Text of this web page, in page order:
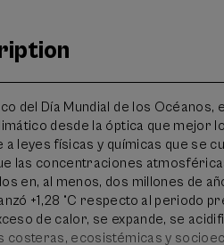
del Día Mundial de los
desde la óptica que mejor
a leyes físicas y químicas que se
las concentraciones
en, al menos, dos millones de
+1,28 °C respecto al periodo
de calor, se expande, se
costeras, ecosistémicas y